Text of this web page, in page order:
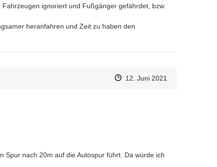
ignoriert und Fußgänger gefährdet, bzw.
heranfahren und Zeit zu haben den
Zeitpunkt des Erstellens
Zeitpunkt des Erstellens
12. Juni 2021
Spur nach 20m auf die Autospur führt. Da würde ich